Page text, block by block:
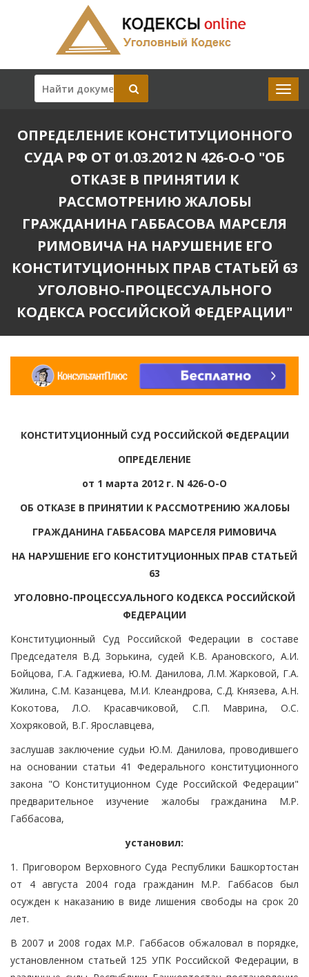
ОПРЕДЕЛЕНИЕ КОНСТИТУЦИОННОГО
СУДА РФ ОТ 01.03.2012 N 426-О-О "ОБ
ОТКАЗЕ В ПРИНЯТИИ К
РАССМОТРЕНИЮ ЖАЛОБЫ
ГРАЖДАНИНА ГАББАСОВА МАРСЕЛЯ
РИМОВИЧА НА НАРУШЕНИЕ ЕГО
КОНСТИТУЦИОННЫХ ПРАВ СТАТЬЕЙ 63
УГОЛОВНО-ПРОЦЕССУАЛЬНОГО
КОДЕКСА РОССИЙСКОЙ ФЕДЕРАЦИИ"
КОНСТИТУЦИОННЫЙ СУД РОССИЙСКОЙ ФЕДЕРАЦИИ
ОПРЕДЕЛЕНИЕ
от 1 марта 2012 г. N 426-О-О
ОБ ОТКАЗЕ В ПРИНЯТИИ К РАССМОТРЕНИЮ ЖАЛОБЫ
ГРАЖДАНИНА ГАББАСОВА МАРСЕЛЯ РИМОВИЧА
НА НАРУШЕНИЕ ЕГО КОНСТИТУЦИОННЫХ ПРАВ СТАТЬЕЙ
63
УГОЛОВНО-ПРОЦЕССУАЛЬНОГО КОДЕКСА РОССИЙСКОЙ
ФЕДЕРАЦИИ
Конституционный Суд Российской Федерации в составе
Председателя В.Д. Зорькина, судей К.В. Арановского, А.И.
Бойцова, Г.А. Гаджиева, Ю.М. Данилова, Л.М. Жарковой, Г.А.
Жилина, С.М. Казанцева, М.И. Клеандрова, С.Д. Князева, А.Н.
Кокотова, Л.О. Красавчиковой, С.П. Маврина, О.С.
Хохряковой, В.Г. Ярославцева,
заслушав заключение судьи Ю.М. Данилова, проводившего
на основании статьи 41 Федерального конституционного
закона "О Конституционном Суде Российской Федерации"
предварительное изучение жалобы гражданина М.Р.
Габбасова,
установил:
1. Приговором Верховного Суда Республики Башкортостан
от 4 августа 2004 года гражданин М.Р. Габбасов был
осужден к наказанию в виде лишения свободы на срок 20
лет.
В 2007 и 2008 годах М.Р. Габбасов обжаловал в порядке,
установленном статьей 125 УПК Российской Федерации, в